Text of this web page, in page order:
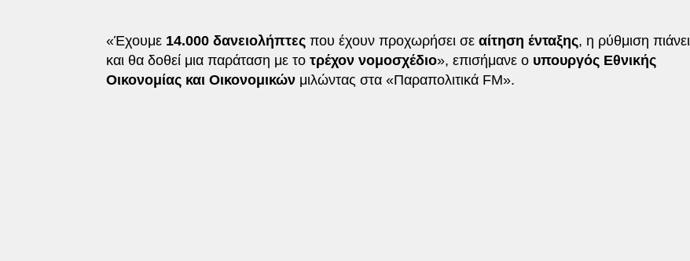
«Έχουμε 14.000 δανειολήπτες που έχουν προχωρήσει σε αίτηση ένταξης, η ρύθμιση πιάνει
και θα δοθεί μια παράταση με το τρέχον νομοσχέδιο», επισήμανε ο υπουργός Εθνικής
Οικονομίας και Οικονομικών μιλώντας στα «Παραπολιτικά FM».